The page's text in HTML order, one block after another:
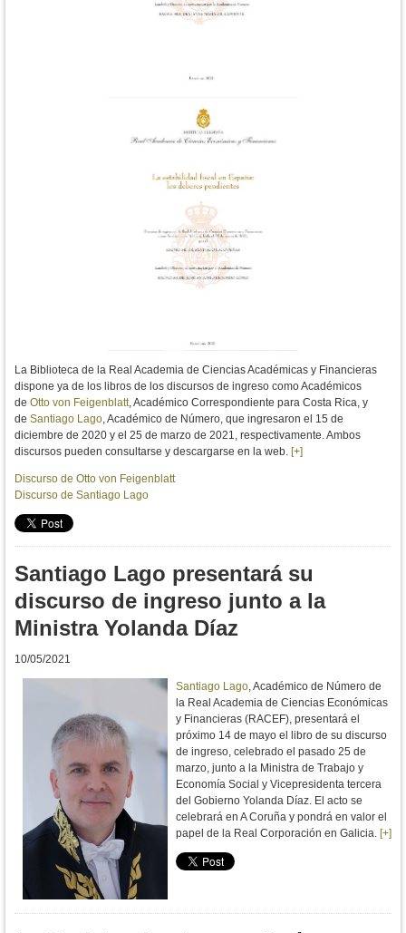
La Biblioteca de la Real Academia de Ciencias Académicas y Financieras
dispone ya de los libros de los discursos de ingreso como Académicos
de Otto von Feigenblatt, Académico Correspondiente para Costa Rica, y
de Santiago Lago, Académico de Número, que ingresaron el 15 de
diciembre de 2020 y el 25 de marzo de 2021, respectivamente. Ambos
discursos pueden consultarse y descargarse en la web. [+]
Discurso de Otto von Feigenblatt
Discurso de Santiago Lago
Santiago Lago presentará su
discurso de ingreso junto a la
Ministra Yolanda Díaz
10/05/2021
Santiago Lago, Académico de Número de
la Real Academia de Ciencias Económicas
y Financieras (RACEF), presentará el
próximo 14 de mayo el libro de su discurso
de ingreso, celebrado el pasado 25 de
marzo, junto a la Ministra de Trabajo y
Economía Social y Vicepresidenta tercera
del Gobierno Yolanda Díaz. El acto se
celebrará en A Coruña y pondrá en valor el
papel de la Real Corporación en Galicia. [+]